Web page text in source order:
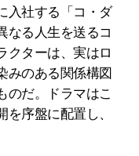
入社する「コ・ダ
なる人生を送るコ
クターは、実はロ
みのある関係構図
のだ。ドラマはこ
序盤に配置し、